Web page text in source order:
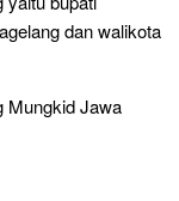
dan walikota
Mungkid Jawa